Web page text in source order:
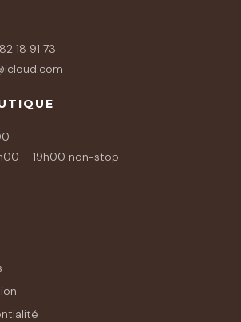
18 91 73
– 19h00 non-stop